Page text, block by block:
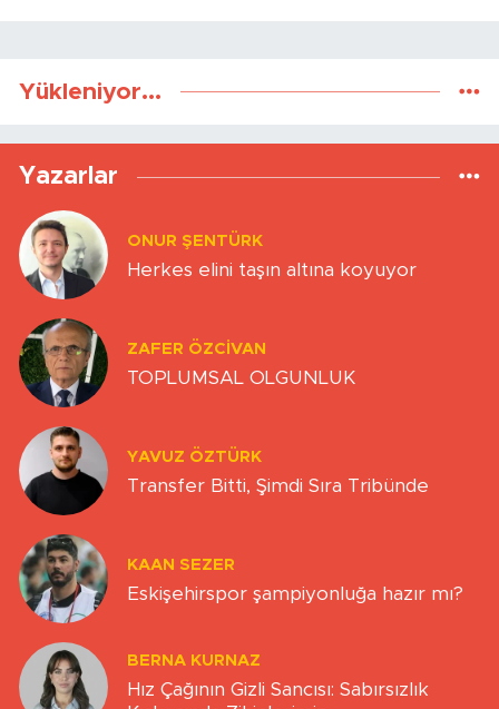
Yükleniyor...
Yazarlar
ONUR ŞENTÜRK
Herkes elini taşın altına koyuyor
ZAFER ÖZCIVAN
TOPLUMSAL OLGUNLUK
YAVUZ ÖZTÜRK
Transfer Bitti, Şimdi Sıra Tribünde
KAAN SEZER
Eskişehirspor şampiyonluğa hazır mı?
BERNA KURNAZ
Hız Çağının Gizli Sancısı: Sabırsızlık